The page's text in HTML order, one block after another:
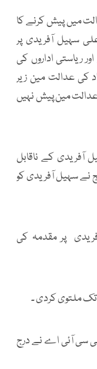
میں پیش کرنے کا
سہیل آفریدی پر
ریاستی اداروں کی
کی عدالت مین زیر
مین پیش نہیں
کے ناقابل
نے سہیل آفریدی کو
پر مقدمہ کی
سی آئی اے نے درج